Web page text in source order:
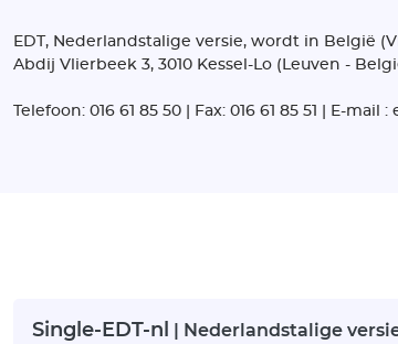
EDT, Nederlandstalige versie, wordt in België
Abdij Vlierbeek 3, 3010 Kessel-Lo (Leuven -
Telefoon: 016 61 85 50 | Fax: 016 61 85 51 | E-
Single-EDT-nl | Nederlandstalige